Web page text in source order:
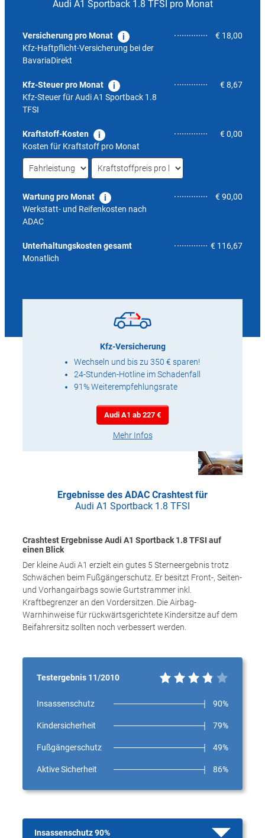
Audi A1 Sportback 1.8 TFSI pro Monat
Versicherung pro Monat
Kfz-Haftpflicht-Versicherung bei der
BavariaDirekt
€ 18,00
Kfz-Steuer pro Monat
Kfz-Steuer fürAudi A1 Sportback 1.8
TFSI
€ 8,67
Kraftstoff-Kosten
Kosten für Kraftstoff pro Monat
€ 0,00
Wartung pro Monat
Werkstatt- und Reifenkosten nach
ADAC
€ 90,00
Unterhaltungskosten gesamt
Monatlich
€ 116,675,6
Kfz-Versicherung
Wechseln und bis zu 350 € sparen!
24-Stunden-Hotline im Schadenfall
91% Weiterempfehlungsrate
Audi A1 ab 227 €
Mehr Infos
Ergebnisse des ADAC Crashtest für
Audi A1 Sportback 1.8 TFSI
Crashtest Ergebnisse Audi A1 Sportback 1.8 TFSI auf
einen Blick
Der kleine Audi A1 erzielt ein gutes 5 Sterneergebnis trotz
Schwächen beim Fußgängerschutz. Er besitzt Front-, Seiten-
und Vorhangairbags sowie Gurtstrammer inkl.
Kraftbegrenzer an den Vordersitzen. Die Airbag-
Warnhinweise für rückwärtsgerichtete Kindersitze auf dem
Beifahrersitz sollten noch verbessert werden.
Testergebnis 11/2010
Insassenschutz 90%
Kindersicherheit 79%
Fußgängerschutz 49%
Aktive Sicherheit 86%
Insassenschutz 90%